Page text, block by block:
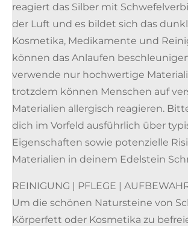
reagiert das Silber mit
der Luft und es bildet sich das
Kosmetika, Medikamente und
können das Anlaufen
verwende nur hochwertige
trotzdem können Menschen auf
Materialien allergisch reagieren.
dich im Vorfeld ausführlich über
Eigenschaften sowie potenzielle
Materialien in deinem Edelstein
REINIGUNG | PFLEGE |
Um die schönen Natursteine von
Körperfett oder Kosmetika zu